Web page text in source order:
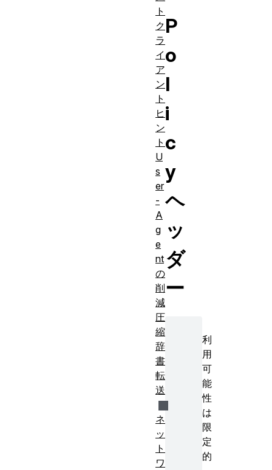
P
o
l
i
c
y
ヘ
ッ
ダ
ー
利
用
可
能
性
は
限
定
的
ト
ク
ラ
イ
ア
ン
ト
ヒ
ン
ト
U
s
er
-
A
g
e
nt
の
削
減
圧
縮
辞
書
転
送
ネ
ッ
ト
ワ